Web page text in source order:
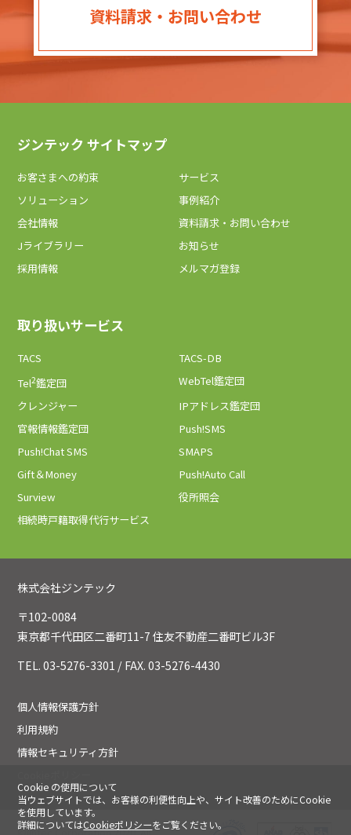
Cookie の使用について
当ウェブサイトでは、お客様の利便性向上や、サイト改善のためにCookie
を使用しています。
詳細についてはCookieポリシーをご覧ください。
資料請求・お問い合わせ
ジンテック サイトマップ
お客さまへの約束
サービス
ソリューション
事例紹介
会社情報
資料請求・お問い合わせ
Jライブラリー
お知らせ
採用情報
メルマガ登録
取り扱いサービス
TACS
TACS-DB
Tel2鑑定団
WebTel鑑定団
クレンジャー
IPアドレス鑑定団
官報情報鑑定団
Push!SMS
Push!Chat SMS
SMAPS
Gift＆Money
Push!Auto Call
Surview
役所照会
相続時戸籍取得代行サービス
株式会社ジンテック
〒102-0084
東京都千代田区二番町11-7 住友不動産二番町ビル3F
TEL. 03-5276-3301 / FAX. 03-5276-4430
個人情報保護方針
利用規約
情報セキュリティ方針
©jintec Corporation 2020. All